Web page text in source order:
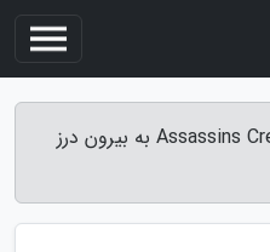
عکس های سر صحنه فیلم Assassins Creed به بیرون درز